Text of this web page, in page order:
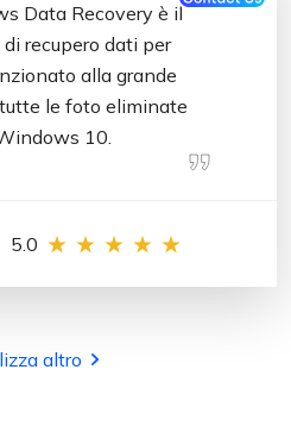
Data Recovery è il
recupero dati per
alla grande
le foto eliminate
10.
5.0
altro